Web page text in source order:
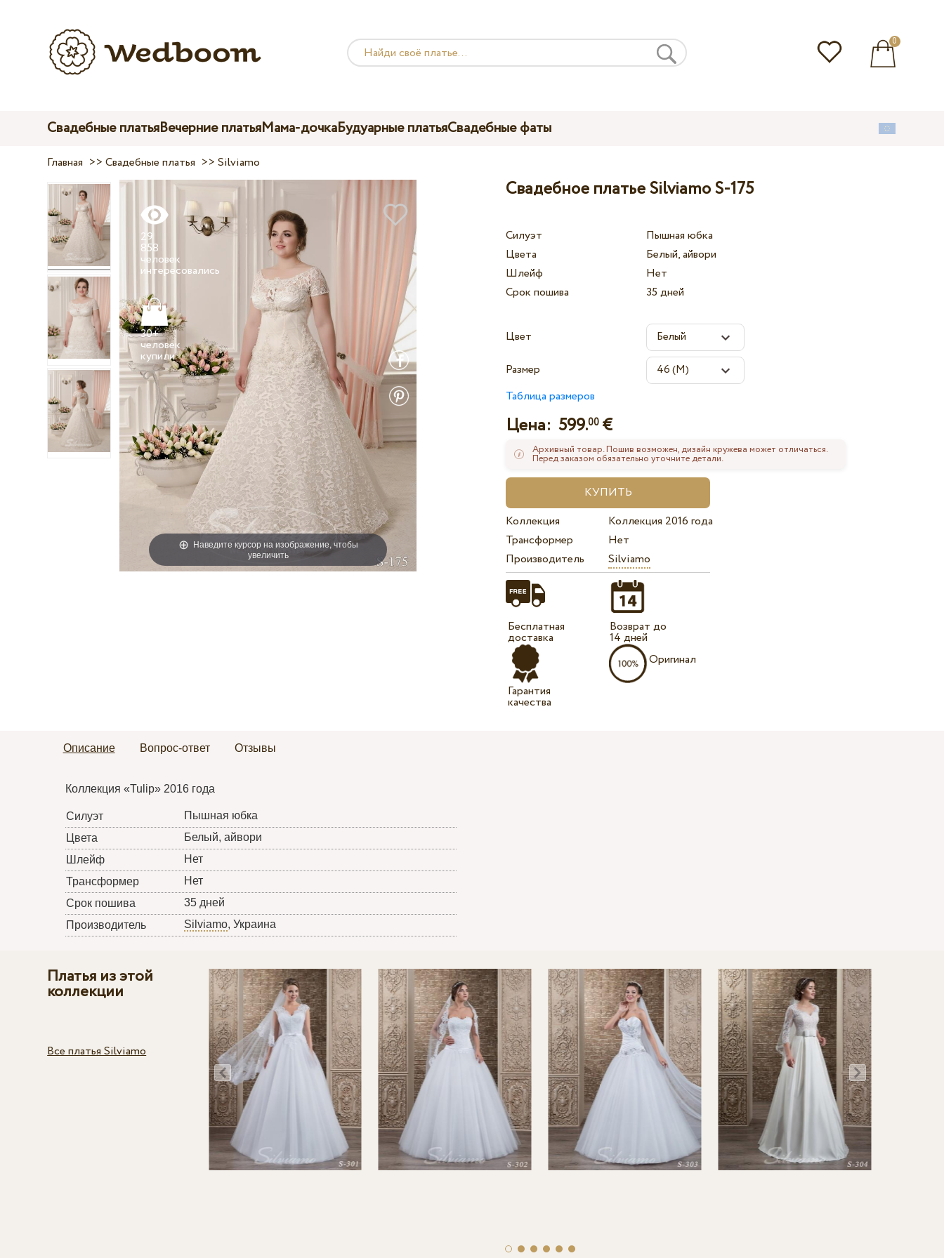
0
Свадебные платьяВечерние платьяМама-дочкаБудуарные платьяСвадебные фаты
Главная >>Свадебные платья >>Silviamo
Наведите курсор на изображение, чтобы
увеличить
29
858
человек
30+
человек
купили
Свадебное платье Silviamo S-175
Силуэт
Пышная юбка
Цвета
Белый, айвори
Шлейф
Нет
Срок пошива
35 дней
Цвет
Размер
Таблица размеров
Цена: 599.00 €
Архивный товар. Пошив возможен, дизайн кружева может отличаться.
Перед заказом обязательно уточните детали.
Коллекция
Коллекция 2016 года
Трансформер
Нет
Производитель
Silviamo
Бесплатная
доставка
Гарантия
качества
Возврат до
14 дней
Оригинал
Описание Вопрос-ответ Отзывы
Коллекция «Tulip» 2016 года
Силуэт
Пышная юбка
Цвета
Белый, айвори
Шлейф
Нет
Трансформер
Нет
Срок пошива
35 дней
Производитель
Silviamo, Украина
Платья из этой
коллекции
Все платья Silviamo